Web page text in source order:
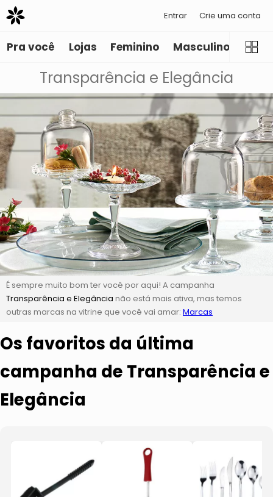
Entrar Crie uma conta
Pra você Lojas Feminino Masculino
Transparência e Elegância
É sempre muito bom ter você por aqui! A campanha
Transparência e Elegância não está mais ativa, mas temos
outras marcas na vitrine que você vai amar: Marcas
Os favoritos da última
campanha de Transparência e
Elegância